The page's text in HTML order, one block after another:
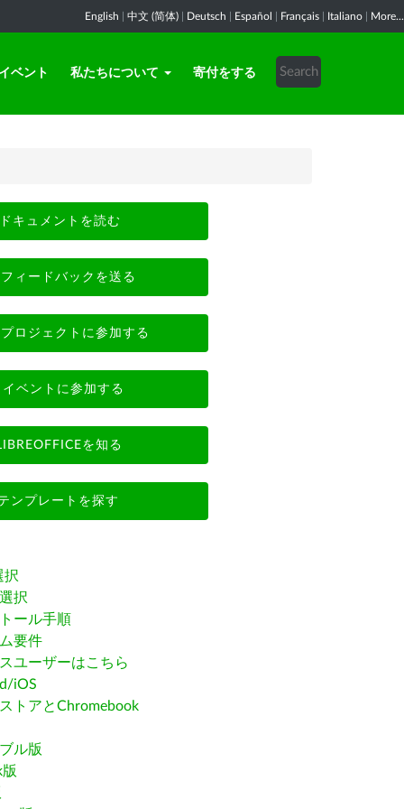
English 中文 (简体) Deutsch Español Français Italiano More...
イベント 私たちについて 寄付をする
ドキュメントを読む
フィードバックを送る
プロジェクトに参加する
イベントに参加する
を知る
ンプレートを探す
択
択
ール手順
要件
ユーザーはこちら
iOS
トアとChromebook
ル版